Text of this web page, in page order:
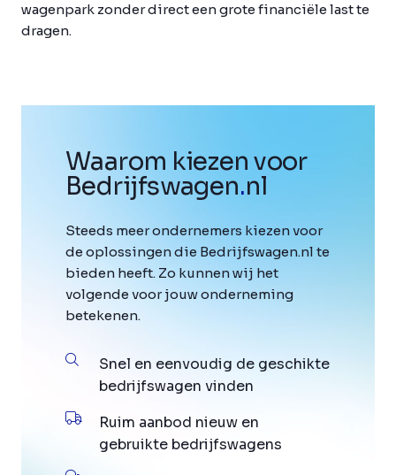
wagenpark zonder direct een grote financiële last te
dragen.
Waarom kiezen voor
Bedrijfswagen.nl
Steeds meer ondernemers kiezen voor
de oplossingen die Bedrijfswagen.nl te
bieden heeft. Zo kunnen wij het
volgende voor jouw onderneming
betekenen.
Snel en eenvoudig de geschikte
bedrijfswagen vinden
Ruim aanbod nieuw en
gebruikte bedrijfswagens